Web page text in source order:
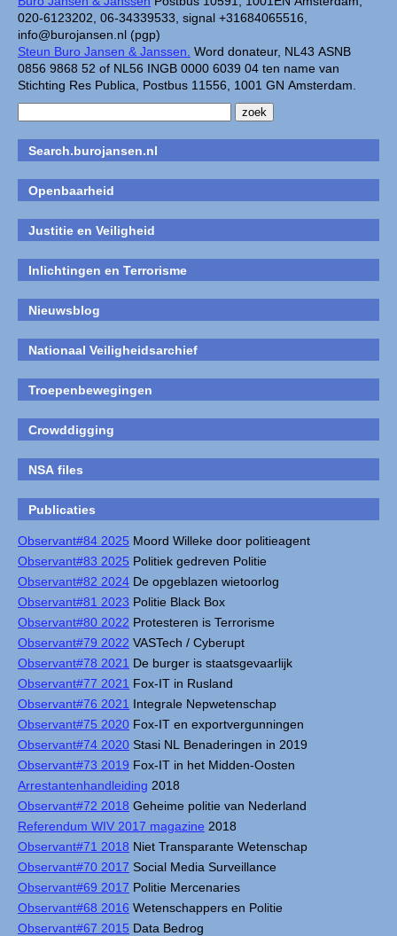
020-6123202, 06-34339533, signal +31684065516,
info@burojansen.nl (pgp)
Steun Buro Jansen & Janssen. Word donateur, NL43 ASNB
0856 9868 52 of NL56 INGB 0000 6039 04 ten name van
Stichting Res Publica, Postbus 11556, 1001 GN Amsterdam.
Search.burojansen.nl
Openbaarheid
Justitie en Veiligheid
Inlichtingen en Terrorisme
Nieuwsblog
Nationaal Veiligheidsarchief
Troepenbewegingen
Crowddigging
NSA files
Publicaties
Observant#84 2025 Moord Willeke door politieagent
Observant#83 2025 Politiek gedreven Politie
Observant#82 2024 De opgeblazen wietoorlog
Observant#81 2023 Politie Black Box
Observant#80 2022 Protesteren is Terrorisme
Observant#79 2022 VASTech / Cyberupt
Observant#78 2021 De burger is staatsgevaarlijk
Observant#77 2021 Fox-IT in Rusland
Observant#76 2021 Integrale Nepwetenschap
Observant#75 2020 Fox-IT en exportvergunningen
Observant#74 2020 Stasi NL Benaderingen in 2019
Observant#73 2019 Fox-IT in het Midden-Oosten
Arrestantenhandleiding 2018
Observant#72 2018 Geheime politie van Nederland
Referendum WIV 2017 magazine 2018
Observant#71 2018 Niet Transparante Wetenschap
Observant#70 2017 Social Media Surveillance
Observant#69 2017 Politie Mercenaries
Observant#68 2016 Wetenschappers en Politie
Observant#67 2015 Data Bedrog